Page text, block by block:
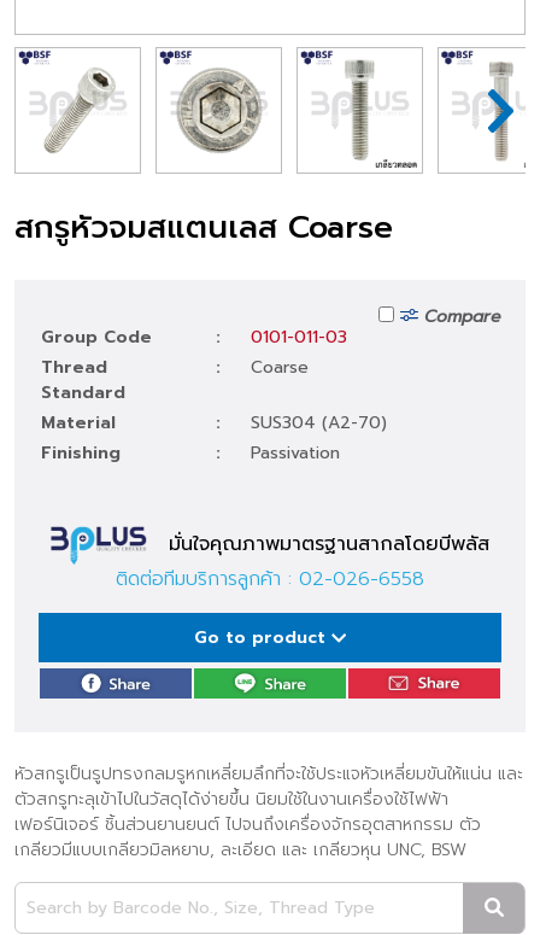
สกรูหัวจมสแตนเลส Coarse
Group Code :
0101-011-03
Thread
Standard
: Coarse
Material :
SUS304 (A2-70)
Finishing
: Passivation
มั่นใจคุณภาพมาตรฐานสากลโดยบีพลัส
ติดต่อทีมบริการลูกค้า : 02-026-6558
Go to product
Compare
หัวสกรูเป็นรูปทรงกลมรูหกเหลี่ยมลึกที่จะใช้ประแจหัวเหลี่ยมขันให้แน่น และ
ตัวสกรูทะลุเข้าไปในวัสดุได้ง่ายขึ้น นิยมใช้ในงานเครื่องใช้ไฟฟ้า
เฟอร์นิเจอร์ ชิ้นส่วนยานยนต์ ไปจนถึงเครื่องจักรอุตสาหกรรม ตัว
เกลียวมีแบบเกลียวมิลหยาบ, ละเอียด และ เกลียวหุน UNC, BSW